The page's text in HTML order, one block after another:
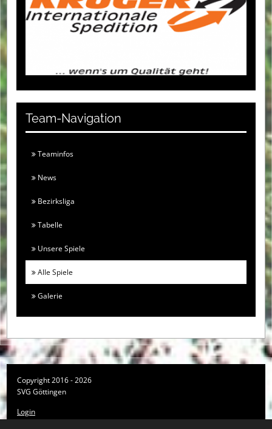
Team-Navigation
Teaminfos
News
Bezirksliga
Tabelle
Unsere Spiele
Alle Spiele
Galerie
Copyright 2016 - 2026
SVG Göttingen
Login